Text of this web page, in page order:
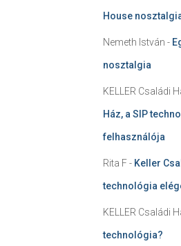
House
Nemeth István -
nosztalgia
KELLER Családi
Ház, a SIP
felhasználója
Rita F- Keller
technológia
KELLER Családi
technológia?